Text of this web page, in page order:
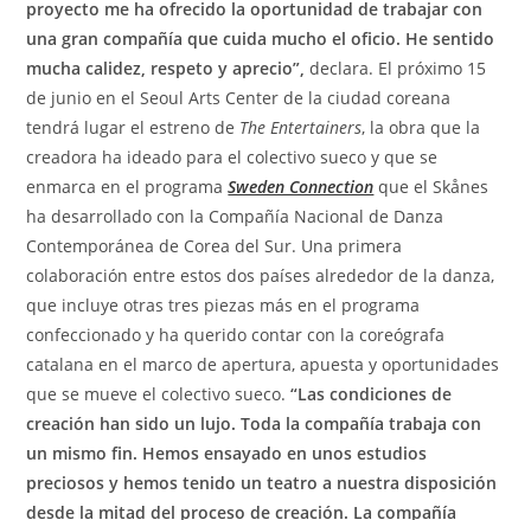
proyecto me ha ofrecido la oportunidad de trabajar con
una gran compañía que cuida mucho el oficio. He sentido
mucha calidez, respeto y aprecio”, declara. El próximo 15
de junio en el Seoul Arts Center de la ciudad coreana
tendrá lugar el estreno de The Entertainers, la obra que la
creadora ha ideado para el colectivo sueco y que se
enmarca en el programaSweden Connection que el Skånes
ha desarrollado con la Compañía Nacional de Danza
Contemporánea de Corea del Sur. Una primera
colaboración entre estos dos países alrededor de la danza,
que incluye otras tres piezas más en el programa
confeccionado y ha querido contar con la coreógrafa
catalana en el marco de apertura, apuesta y oportunidades
que se mueve el colectivo sueco.“Las condiciones de
creación han sido un lujo. Toda la compañía trabaja con
un mismo fin. Hemos ensayado en unos estudios
preciosos y hemos tenido un teatro a nuestra disposición
desde la mitad del proceso de creación. La compañía